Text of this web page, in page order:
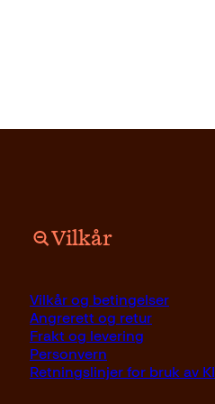
Pocket179 Les mer
Vilkår
Vilkår og betingelser
Angrerett og retur
Frakt og levering
Personvern
Retningslinjer for bruk av KI